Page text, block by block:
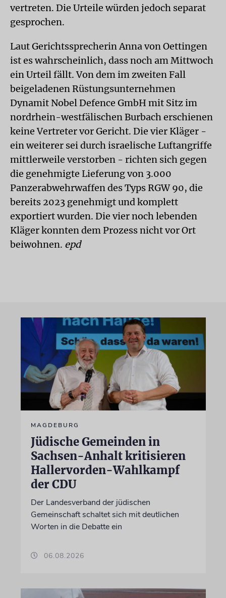
vertreten. Die Urteile würden jedoch separat
gesprochen.
Laut Gerichtssprecherin Anna von Oettingen
ist es wahrscheinlich, dass noch am Mittwoch
ein Urteil fällt. Von dem im zweiten Fall
beigeladenen Rüstungsunternehmen
Dynamit Nobel Defence GmbH mit Sitz im
nordrhein-westfälischen Burbach erschienen
keine Vertreter vor Gericht. Die vier Kläger -
ein weiterer sei durch israelische Luftangriffe
mittlerweile verstorben - richten sich gegen
die genehmigte Lieferung von 3.000
Panzerabwehrwaffen des Typs RGW 90, die
bereits 2023 genehmigt und komplett
exportiert wurden. Die vier noch lebenden
Kläger konnten dem Prozess nicht vor Ort
beiwohnen. epd
MAGDEBURG
Jüdische Gemeinden in
Sachsen-Anhalt kritisieren
Hallervorden-Wahlkampf
der CDU
Der Landesverband der jüdischen
Gemeinschaft schaltet sich mit deutlichen
Worten in die Debatte ein
06.08.2026